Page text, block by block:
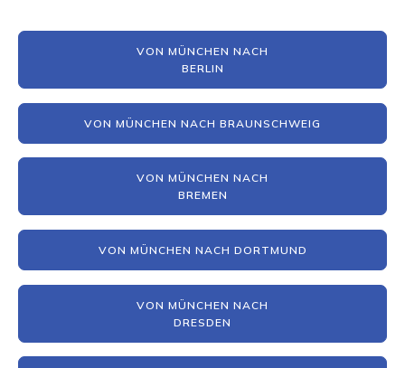
VON MÜNCHEN NACH
BERLIN
VON MÜNCHEN NACH BRAUNSCHWEIG
VON MÜNCHEN NACH
BREMEN
VON MÜNCHEN NACH DORTMUND
VON MÜNCHEN NACH
DRESDEN